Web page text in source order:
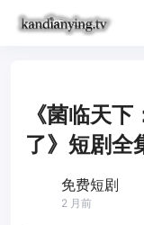
《菌临天
了》短剧全
免费短剧
2 月前